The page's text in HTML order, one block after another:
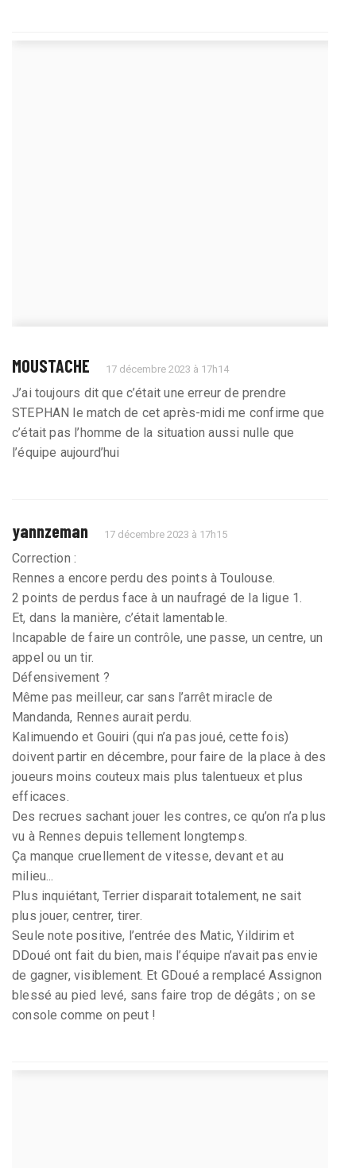
MOUSTACHE 17 décembre 2023 à 17h14
J’ai toujours dit que c’était une erreur de prendre
STEPHAN le match de cet après-midi me confirme que
c’était pas l’homme de la situation aussi nulle que
l’équipe aujourd’hui
yannzeman 17 décembre 2023 à 17h15
Correction :
Rennes a encore perdu des points à Toulouse.
2 points de perdus face à un naufragé de la ligue 1.
Et, dans la manière, c’était lamentable.
Incapable de faire un contrôle, une passe, un centre, un
appel ou un tir.
Défensivement ?
Même pas meilleur, car sans l’arrêt miracle de
Mandanda, Rennes aurait perdu.
Kalimuendo et Gouiri (qui n’a pas joué, cette fois)
doivent partir en décembre, pour faire de la place à des
joueurs moins couteux mais plus talentueux et plus
efficaces.
Des recrues sachant jouer les contres, ce qu’on n’a plus
vu à Rennes depuis tellement longtemps.
Ça manque cruellement de vitesse, devant et au
milieu...
Plus inquiétant, Terrier disparait totalement, ne sait
plus jouer, centrer, tirer.
Seule note positive, l’entrée des Matic, Yildirim et
DDoué ont fait du bien, mais l’équipe n’avait pas envie
de gagner, visiblement. Et GDoué a remplacé Assignon
blessé au pied levé, sans faire trop de dégâts ; on se
console comme on peut !